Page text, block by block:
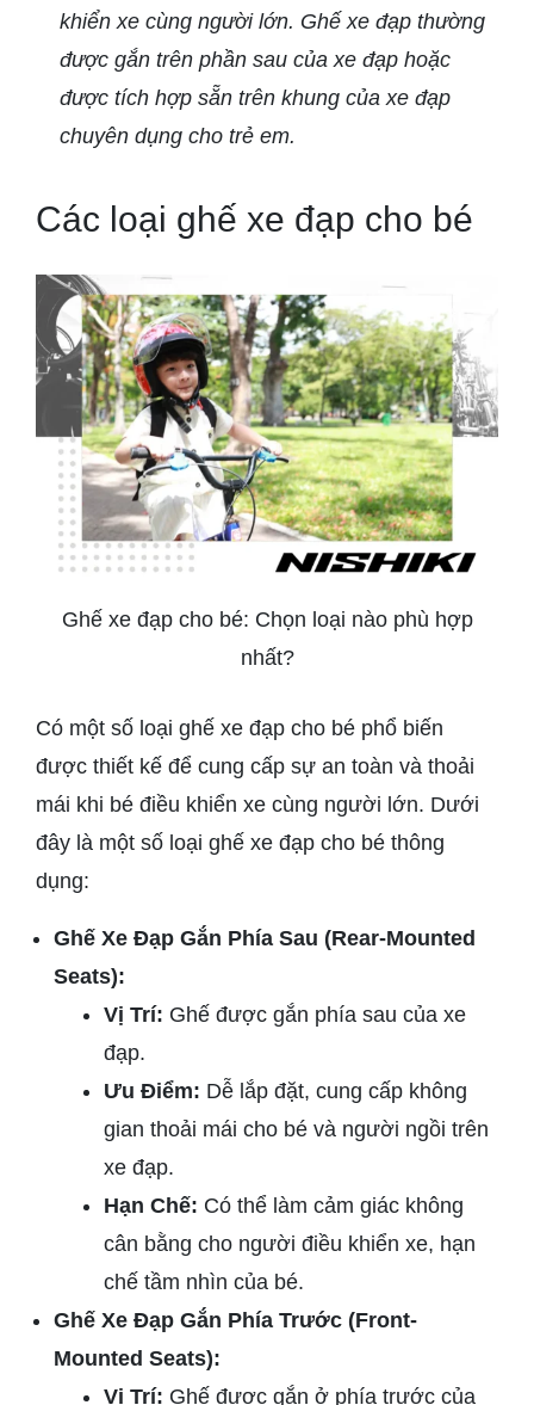
khiển xe cùng người lớn. Ghế xe đạp thường
được gắn trên phần sau của xe đạp hoặc
được tích hợp sẵn trên khung của xe đạp
chuyên dụng cho trẻ em.
Các loại ghế xe đạp cho bé
Ghế xe đạp cho bé: Chọn loại nào phù hợp
nhất?
Có một số loại ghế xe đạp cho bé phổ biến
được thiết kế để cung cấp sự an toàn và thoải
mái khi bé điều khiển xe cùng người lớn. Dưới
đây là một số loại ghế xe đạp cho bé thông
dụng:
Ghế Xe Đạp Gắn Phía Sau (Rear-Mounted
Seats):
Vị Trí: Ghế được gắn phía sau của xe
đạp.
Ưu Điểm: Dễ lắp đặt, cung cấp không
gian thoải mái cho bé và người ngồi trên
xe đạp.
Hạn Chế: Có thể làm cảm giác không
cân bằng cho người điều khiển xe, hạn
chế tầm nhìn của bé.
Ghế Xe Đạp Gắn Phía Trước (Front-
Mounted Seats):
Vị Trí: Ghế được gắn ở phía trước của